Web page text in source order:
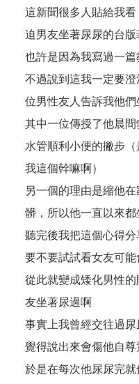
這新聞很多人貼給我
迫男友坐著尿尿的台版
也許是因為我寫過一
不過說到這我一定要
位男性友人告訴我他
其中一位傳授了他晨
水管順利小便的撇步
我這個幹嘛啊）
另一個的理由是縮他
髒，所以他一直以來都
聽完後我把這個心得
要不要試試看女友可
從此就變成矮化男性
友坐著尿過啊
事實上我曾經交往過
覺得說出來會傷他自
於是在每次他尿尿完